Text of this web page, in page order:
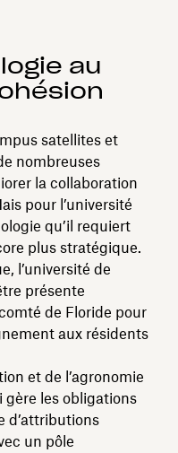
au
satellites et
nombreuses
la collaboration
pour l’université
qu’il requiert
plus stratégique.
l’université de
présente
de Floride pour
aux résidents
et de l’agronomie
gère les obligations
d’attributions
un pôle